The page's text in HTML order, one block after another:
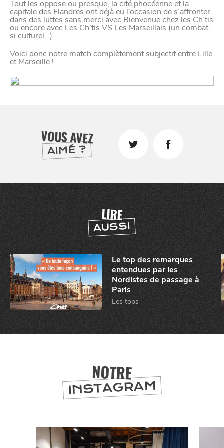
Tout les oppose ou presque, la cité phocéenne et la
capitale des Flandres ont déjà eu l’occasion de s’affronter
dans des luttes sans merci avec Bienvenue chez les Ch’tis
ou encore avec Les Ch’tis VS Les Marseillais (un combat
si culturel…).
Voici donc notre match complètement subjectif entre Lille
et Marseille !
VOUS AVEZ
AIMÉ ?
LIRE
AUSSI
Le top des remarques
entendues par les
Nordistes de passage à
Paris
Les tops
NOTRE
INSTAGRAM
NORD
confidentialité
Afin de faciliter votre navigation et de vous
apporter le meilleur service possible, nous utilisons
des cookies pour améliorer le site aux besoins des
visiteurs, notamment selon la fréquentation.